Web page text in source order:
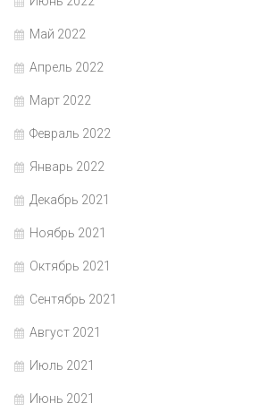
Май 2022
Апрель 2022
Март 2022
Февраль 2022
Январь 2022
Декабрь 2021
Ноябрь 2021
Октябрь 2021
Сентябрь 2021
Август 2021
Июль 2021
Июнь 2021